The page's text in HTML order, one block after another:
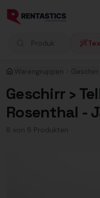
Produkte suchen
Warengruppen Geschirr
Geschirr ›
Rosenthal -
8 von 8 Produkten